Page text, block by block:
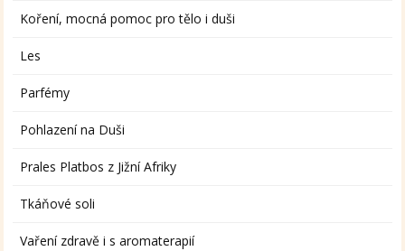
Koření, mocná pomoc pro tělo i duši
Les
Parfémy
Pohlazení na Duši
Prales Platbos z Jižní Afriky
Tkáňové soli
Vaření zdravě i s aromaterapií